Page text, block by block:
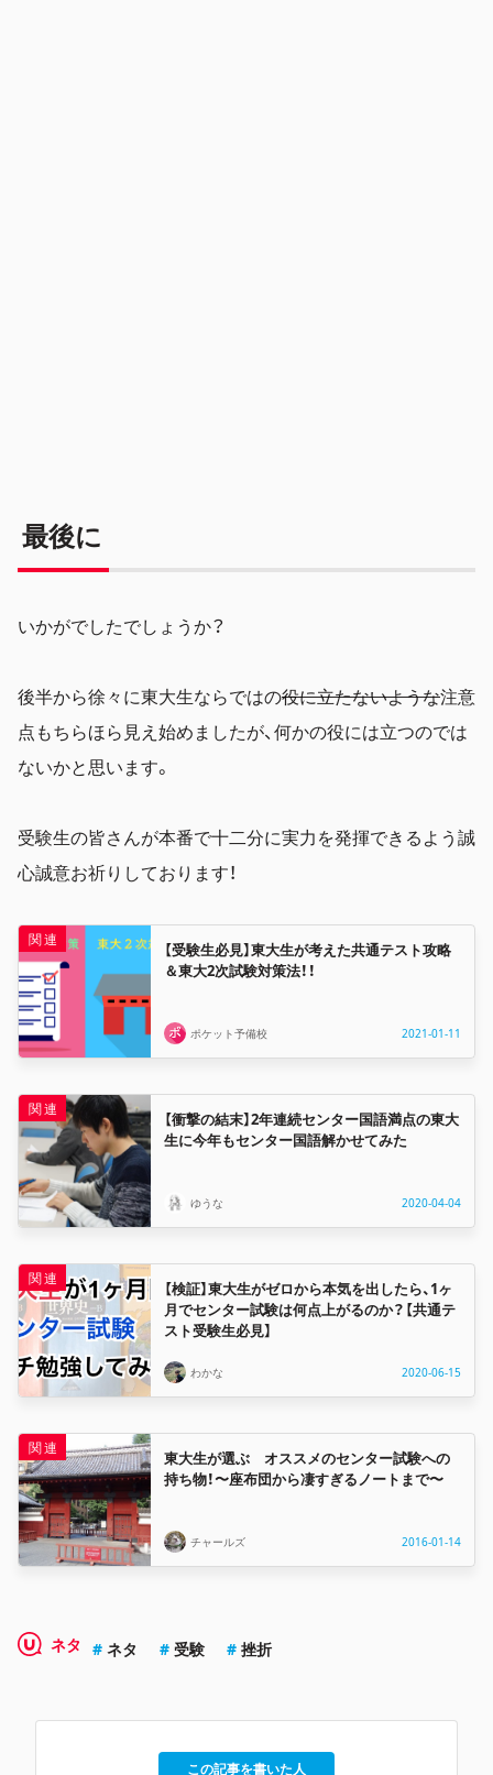
最後に
いかがでしたでしょうか？
後半から徐々に東大生ならではの役に立たないような注意
点もちらほら見え始めましたが、何かの役には立つのでは
ないかと思います。
受験生の皆さんが本番で十二分に実力を発揮できるよう誠
心誠意お祈りしております！
【受験生必見】東大生が考えた共通テスト攻略
＆東大2次試験対策法！！
ポケット予備校 2021-01-11
【衝撃の結末】2年連続センター国語満点の東大
生に今年もセンター国語解かせてみた
ゆうな 2020-04-04
【検証】東大生がゼロから本気を出したら、1ヶ
月でセンター試験は何点上がるのか？【共通テ
スト受験生必見】
わかな 2020-06-15
東大生が選ぶ オススメのセンター試験への
持ち物！〜座布団から凄すぎるノートまで〜
チャールズ 2016-01-14
ネタ ネタ 受験 挫折
この記事を書いた人